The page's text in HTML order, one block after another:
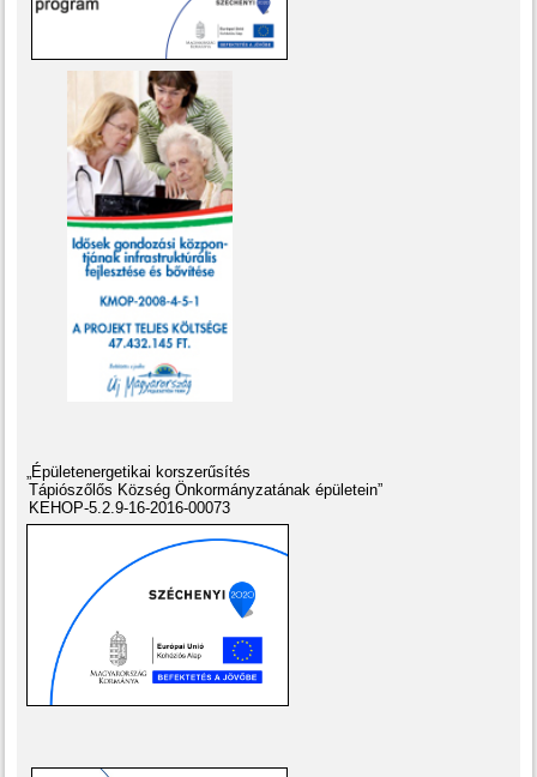
„Épületenergetikai korszerűsítés
Tápiószőlős Község Önkormányzatának épületein”
KEHOP-5.2.9-16-2016-00073